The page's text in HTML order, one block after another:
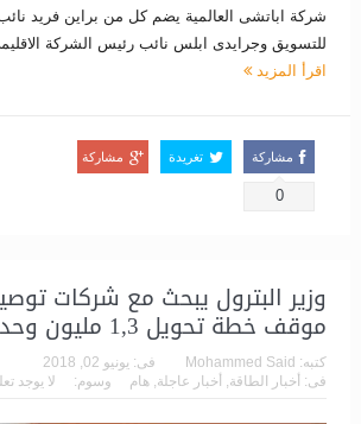
شركة اباتشى العالمية يضم كل من براين فريد
للتسويق وجرايدى ابلس نائب رئيس الشركة
اقرأ المزيد
مشاركة
0
تغريدة مشاركة
وزير البترول يبحث مع شركات
موقف خطة تحويل 1,3 مليون وحدة سكنية
كتبه: Mohammed Said فى: يونيو 02, 2018
فى: أخبار الطاقة, أخبار عاجلة, هام وسوم: لا يوجد